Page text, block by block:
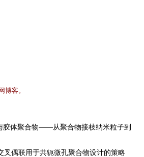
博客。
胶体聚合物——从聚合物接枝纳米粒子到
偶联用于共轭微孔聚合物设计的策略